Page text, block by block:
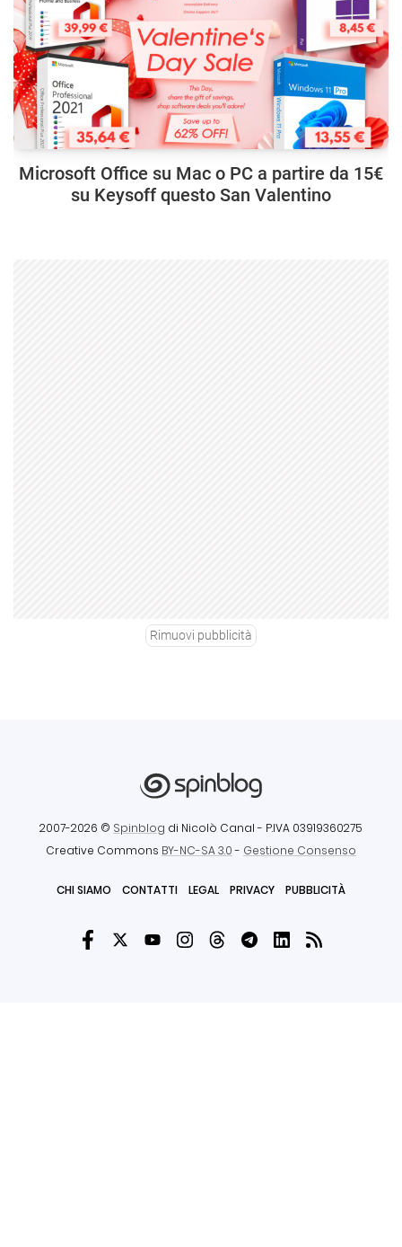
Microsoft Office su Mac o PC a partire da 15€
su Keysoff questo San Valentino
Rimuovi pubblicità
2007-2026 © Spinblog di Nicolò Canal - P.IVA 03919360275
Creative Commons BY-NC-SA 3.0- Gestione Consenso
CHI SIAMO CONTATTI LEGAL PRIVACY PUBBLICITÀ